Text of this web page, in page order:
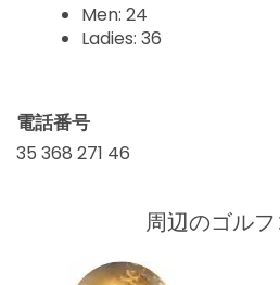
Men: 24
Ladies: 36
電話番号
35 368 271 46
周辺のゴル